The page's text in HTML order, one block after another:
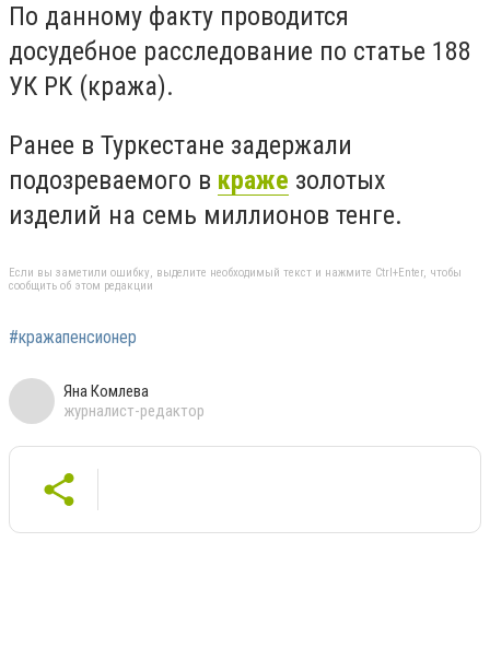
По данному факту проводится
досудебное расследование по статье 188
УК РК (кража).
Ранее в Туркестане задержали
подозреваемого в краже золотых
изделий на семь миллионов тенге.
Если вы заметили ошибку, выделите необходимый текст и нажмите Ctrl+Enter, чтобы
сообщить об этом редакции
#кражапенсионер
Яна Комлева
журналист-редактор